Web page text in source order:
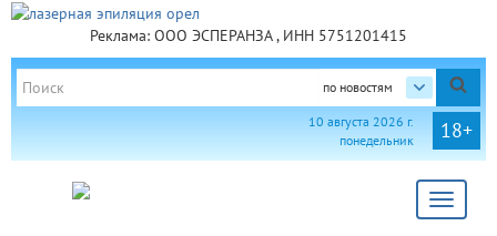
Реклама: ООО ЭСПЕРАНЗА , ИНН 5751201415
по новостям
18+
10 августа 2026 г.
понедельник
Toggle